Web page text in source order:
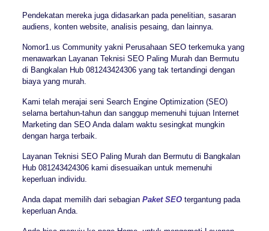
Pendekatan mereka juga didasarkan pada penelitian, sasaran
audiens, konten website, analisis pesaing, dan lainnya.
Nomor1.us Community yakni Perusahaan SEO terkemuka yang
menawarkan Layanan Teknisi SEO Paling Murah dan Bermutu
di Bangkalan Hub 081243424306 yang tak tertandingi dengan
biaya yang murah.
Kami telah merajai seni Search Engine Optimization (SEO)
selama bertahun-tahun dan sanggup memenuhi tujuan Internet
Marketing dan SEO Anda dalam waktu sesingkat mungkin
dengan harga terbaik.
Layanan Teknisi SEO Paling Murah dan Bermutu di Bangkalan
Hub 081243424306 kami disesuaikan untuk memenuhi
keperluan individu.
Anda dapat memilih dari sebagian Paket SEOtergantung pada
keperluan Anda.